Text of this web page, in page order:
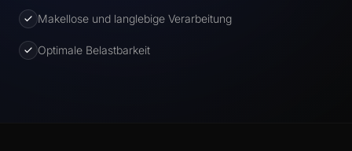
Makellose und langlebige Verarbeitung
Optimale Belastbarkeit